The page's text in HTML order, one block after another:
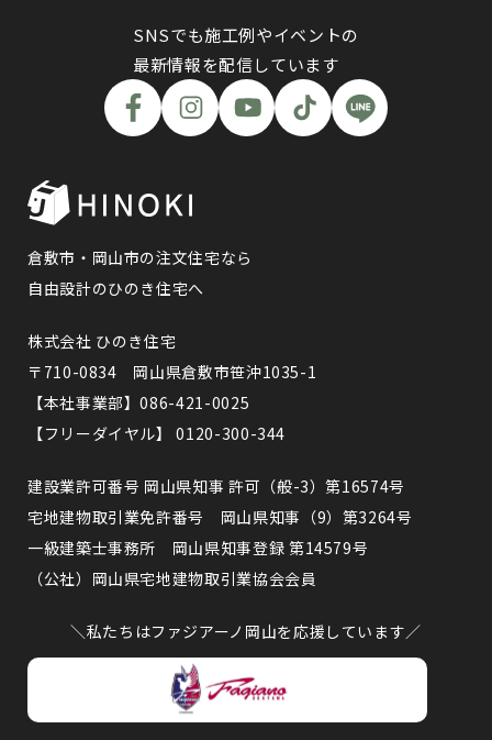
SNSでも施工例やイベントの
最新情報を配信しています
倉敷市・岡山市の注文住宅なら
自由設計のひのき住宅へ
株式会社 ひのき住宅
〒710-0834 岡山県倉敷市笹沖1035-1
【本社事業部】086-421-0025
【フリーダイヤル】 0120-300-344
建設業許可番号 岡山県知事 許可（般-3）第16574号
宅地建物取引業免許番号 岡山県知事（9）第3264号
一級建築士事務所 岡山県知事登録 第14579号
（公社）岡山県宅地建物取引業協会会員
＼私たちはファジアーノ岡山を応援しています／